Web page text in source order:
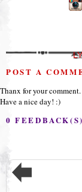
POST A
Thanx for your comment.
Have a nice day! :)
0